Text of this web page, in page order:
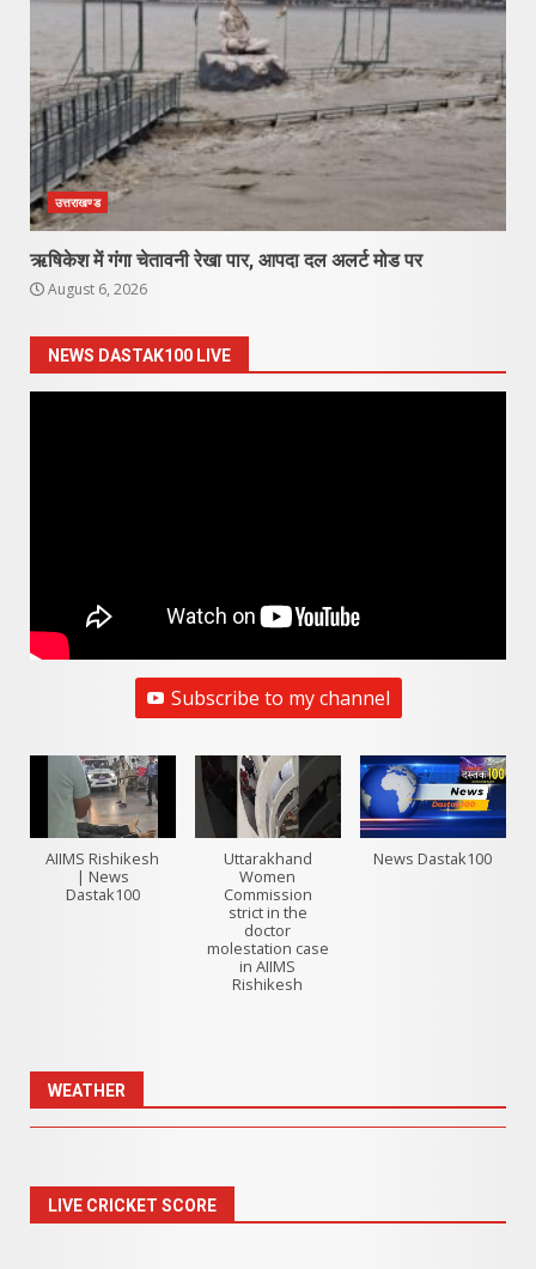
उत्तराखण्ड
ऋषिकेश में गंगा चेतावनी रेखा पार, आपदा दल अलर्ट मोड पर
August 6, 2026
NEWS DASTAK100 LIVE
Subscribe to my channel
AIIMS Rishikesh
| News
Dastak100
Uttarakhand
Women
Commission
strict in the
doctor
molestation case
in AIIMS
Rishikesh
News Dastak100
WEATHER
LIVE CRICKET SCORE